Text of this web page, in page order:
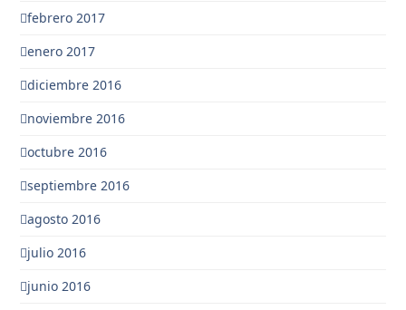
febrero 2017
enero 2017
diciembre 2016
noviembre 2016
octubre 2016
septiembre 2016
agosto 2016
julio 2016
junio 2016